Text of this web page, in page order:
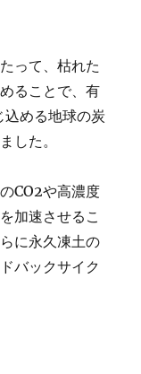
って、枯れた
ることで、有
込める地球の炭
した。
CO2や高濃度
加速させるこ
に永久凍土の
バックサイク